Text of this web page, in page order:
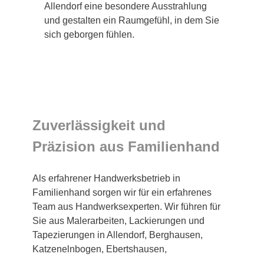
Allendorf eine besondere Ausstrahlung
und gestalten ein Raumgefühl, in dem Sie
sich geborgen fühlen.
Zuverlässigkeit und
Präzision aus Familienhand
Als erfahrener Handwerksbetrieb in
Familienhand sorgen wir für ein erfahrenes
Team aus Handwerksexperten. Wir führen für
Sie aus Malerarbeiten, Lackierungen und
Tapezierungen in Allendorf, Berghausen,
Katzenelnbogen, Ebertshausen,